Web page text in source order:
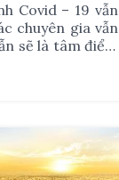
Covid – 19 vẫn
chuyên gia vẫn
sẽ là tâm điểm
nổi lên của thị
– và khu vực